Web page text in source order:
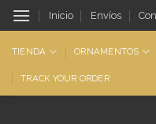
Saltar
al
contenido
Inicio Envíos
TIENDA ORNAMENTOS
TRACK YOUR ORDER